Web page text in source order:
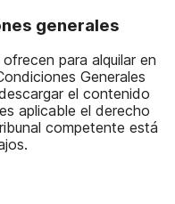
generales
para alquilar en
Generales
el contenido
aplicable el derecho
competente está